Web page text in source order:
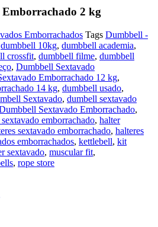
2 kg
Emborrachados Tags Dumbbell -
dumbbell 10kg, dumbbell academia,
crossfit, dumbbell filme, dumbbell
, Dumbbell Sextavado
Emborrachado 12 kg,
14 kg, dumbbell usado,
Sextavado, dumbell sextavado
Sextavado Emborrachado,
emborrachado, halter
sextavado emborrachado, halteres
emborrachados, kettlebell, kit
sextavado, muscular fit,
, rope store